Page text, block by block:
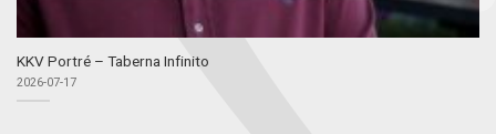
KKV Portré – Taberna Infinito
2026-07-17